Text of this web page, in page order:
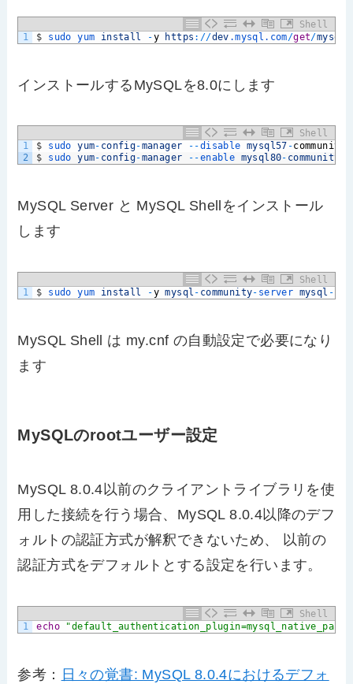
Shell
1
$ sudo yum install -y https : //dev .mysql .com/get/
インストールするMySQLを8.0にします
Shell
1
2
$ sudo yum- config-manager --disable mysql57 -community
$
sudo yum- config-manager --enable mysql80- community
MySQL Server と MySQL Shellをインストール
します
Shell
1
$ sudo yum install -y mysql - community- server mysql -
MySQL Shell は my.cnf の自動設定で必要になり
ます
MySQLのrootユーザー設定
MySQL 8.0.4以前のクライアントライブラリを使
用した接続を行う場合、MySQL 8.0.4以降のデフ
ォルトの認証方式が解釈できないため、 以前の
認証方式をデフォルトとする設定を行います。
Shell
1
echo
参考：
日々の覚書: MySQL 8.0.4におけるデフォ